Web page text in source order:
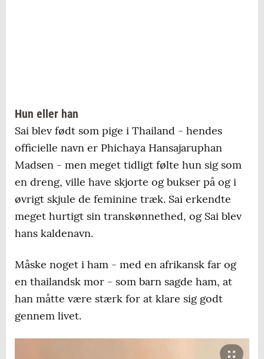
Hun eller han
Sai blev født som pige i Thailand - hendes
officielle navn er Phichaya Hansajaruphan
Madsen - men meget tidligt følte hun sig som
en dreng, ville have skjorte og bukser på og i
øvrigt skjule de feminine træk. Sai erkendte
meget hurtigt sin transkønnethed, og Sai blev
hans kaldenavn.
Måske noget i ham - med en afrikansk far og
en thailandsk mor - som barn sagde ham, at
han måtte være stærk for at klare sig godt
gennem livet.